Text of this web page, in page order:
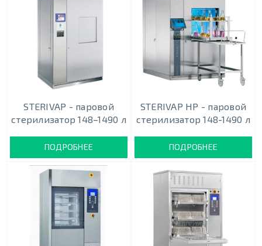
STERIVAP - паровой
стерилизатор 148–1490 л
ПОДРОБНЕЕ
STERIVAP HP - паровой
стерилизатор 148-1490 л
ПОДРОБНЕЕ